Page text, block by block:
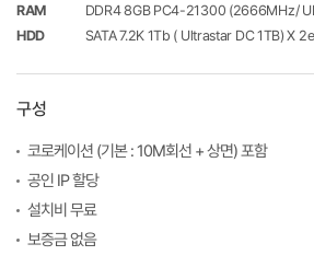
RAM
DDR4 8GB PC4-21300 (2666MHz/
HDD
SATA 7.2K 1Tb ( Ultrastar DC 1TB) X
구성
코로케이션 (기본 : 10M회선 + 상면) 포함
공인 IP 할당
설치비 무료
보증금 없음